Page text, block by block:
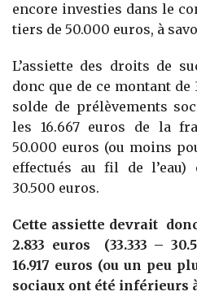
encore investies dans le
tiers de 50.000 euros, à
L’assiette des droits de
donc que de ce montant de
solde de prélèvements
les 16.667 euros de la
50.000 euros (ou moins
effectués au fil de l’eau)
30.500 euros.
Cette assiette devrait
2.833 euros (33.333 –
16.917 euros (ou un peu
sociaux ont été inférieurs